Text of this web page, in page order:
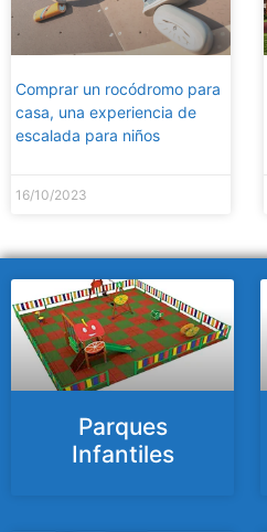
Comprar un rocódromo para
casa, una experiencia de
escalada para niños
16/10/2023
Parques
Infantiles